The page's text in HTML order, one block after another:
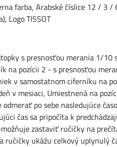
farba, Arabské číslice 12 /
Logo TISSOT
s presnosťou merania 1/10
na pozícii 2 - s presnosťou
v samostatnom ciferníku na
v mesiaci, Umiestnená na
po sebe nasledujúce
čas sa pripočíta k
zastaviť ručičky na
ručičky ukážu celkový uplynulý